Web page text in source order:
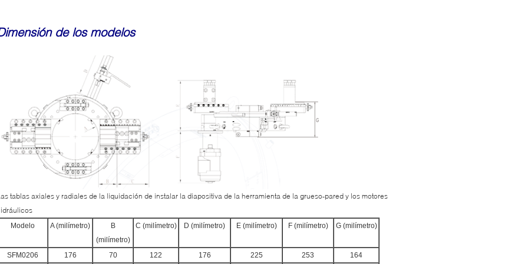
de los modelos
tablas axiales y radiales de la liquidación de instalar la diapositiva de la herramienta de la grueso-pared y los motores
Modelo A (milímetro)
B
(milímetro)
C (milímetro) D (milímetro) E (milímetro) F (milímetro) G (milímetro)
SFM0206 176 70 122 176 225 253 164